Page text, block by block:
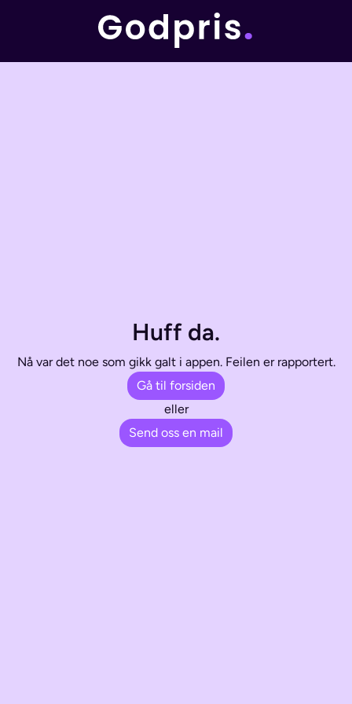
Huff da.
Nå var det noe som gikk galt i appen. Feilen er rapportert.
Gå til forsiden
eller
Send oss en mail